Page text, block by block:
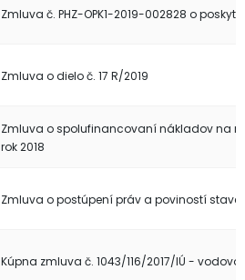
Zmluva č. PHZ-OPK1-2019-002828 o
Zmluva o dielo č. 17 R/2019
Zmluva o spolufinancovaní nákladov na
rok 2018
Zmluva o postúpení práv a poviností
Kúpna zmluva č. 1043/116/2017/IÚ -